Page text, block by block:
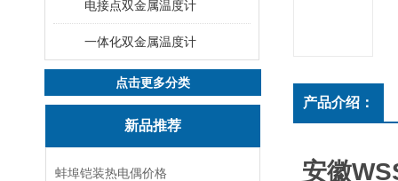
电接点双金属温度计
一体化双金属温度计
点击更多分类
新品推荐
蚌埠铠装热电偶价格
产品介绍：
安徽